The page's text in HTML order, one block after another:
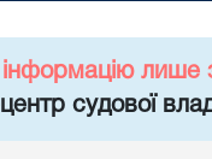
лише
судової